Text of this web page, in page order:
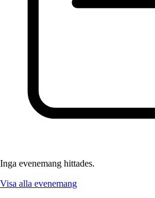
Inga evenemang hittades.
Visa alla evenemang